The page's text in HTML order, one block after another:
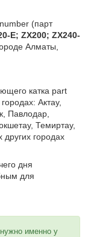
(парт
E; ZX200; ZX240-
Алматы,
катка part
Актау,
Павлодар,
Темиртау,
городах
дня
для
нужно именно у